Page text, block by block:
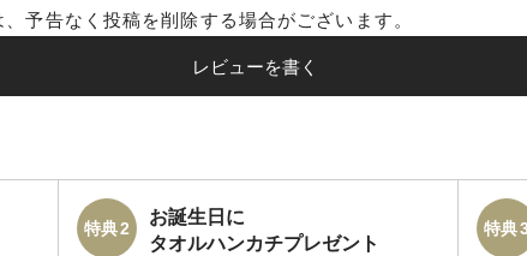
予告なく投稿を削除する場合がございます。
レビューを書く
特典 2
お誕生日に
タオルハンカチプレゼント
特典